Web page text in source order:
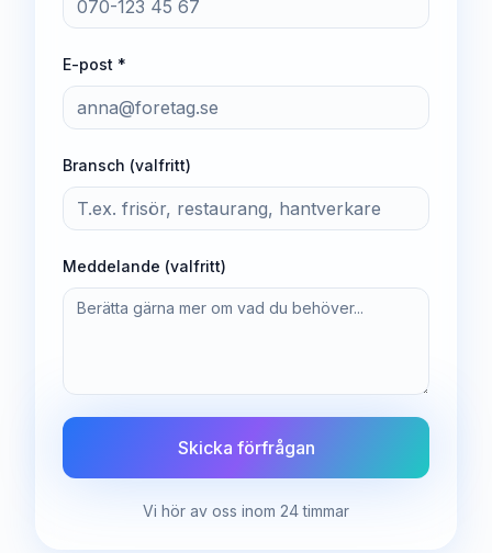
E-post *
Bransch (valfritt)
Meddelande (valfritt)
Skicka förfrågan
Vi hör av oss inom 24 timmar